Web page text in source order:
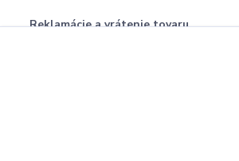
Reklamácie a vrátenie tovaru